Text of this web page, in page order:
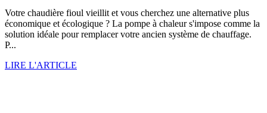
Votre chaudière fioul vieillit et vous cherchez une alternative plus
économique et écologique ? La pompe à chaleur s'impose comme la
solution idéale pour remplacer votre ancien système de chauffage.
P...
LIRE L'ARTICLE